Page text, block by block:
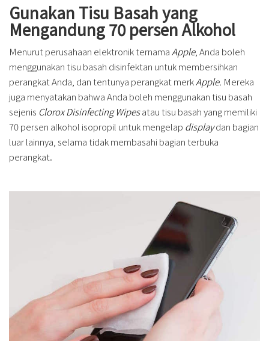
Gunakan Tisu Basah yang
Mengandung 70 persen Alkohol
Menurut perusahaan elektronik ternama Apple, Anda boleh
menggunakan tisu basah disinfektan untuk membersihkan
perangkat Anda, dan tentunya perangkat merkApple. Mereka
juga menyatakan bahwa Anda boleh menggunakan tisu basah
sejenis Clorox Disinfecting Wipesatau tisu basah yang memiliki
70 persen alkohol isopropil untuk mengelap displaydan bagian
luar lainnya, selama tidak membasahi bagian terbuka
perangkat.